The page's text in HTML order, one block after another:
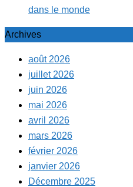
dans le monde
Archives
août 2026
juillet 2026
juin 2026
mai 2026
avril 2026
mars 2026
février 2026
janvier 2026
Décembre 2025